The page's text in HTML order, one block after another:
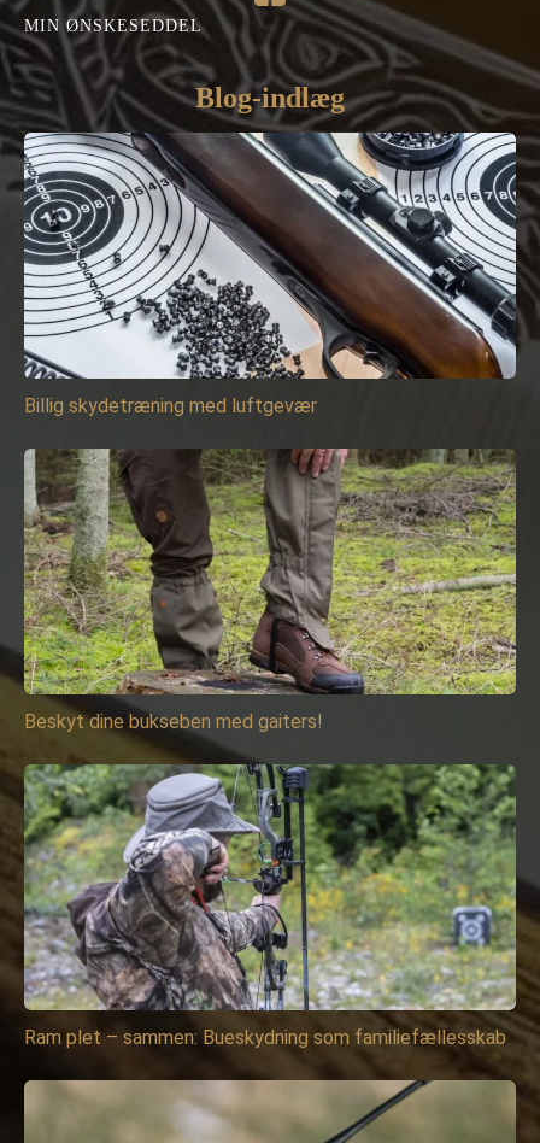
MIN ØNSKESEDDEL
Blog-indlæg
Billig skydetræning med luftgevær
Beskyt dine bukseben med gaiters!
Ram plet – sammen: Bueskydning som familiefællesskab